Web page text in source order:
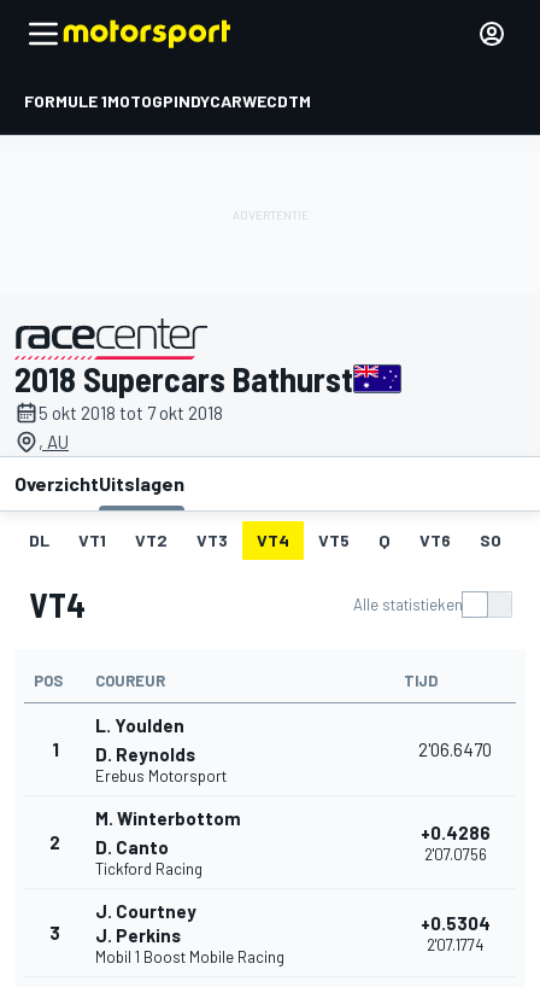
FORMULE 1MOTOGPINDYCARWECDTM
gepresenteerd door
2018 Supercars Bathurst
5 okt 2018 tot 7 okt 2018
, AU
OverzichtUitslagen
DL VT1 VT2 VT3 VT4 VT5 Q VT6 SO
VT4 Alle statistieken
POS COUREUR TIJD
1
L. Youlden
D. Reynolds
Erebus Motorsport
2'06.6470
2
M. Winterbottom
D. Canto
Tickford Racing
+0.4286
2'07.0756
3
J. Courtney
J. Perkins
Mobil 1 Boost Mobile Racing
+0.5304
2'07.1774